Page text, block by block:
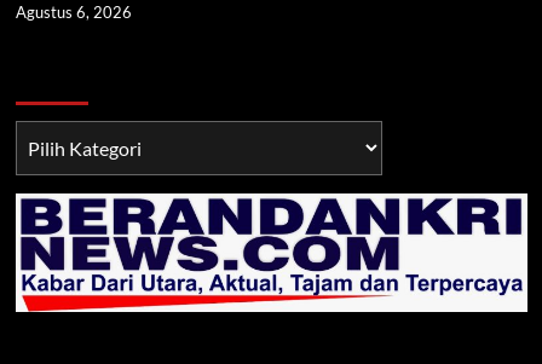
Agustus 6, 2026
TNI/POLRI